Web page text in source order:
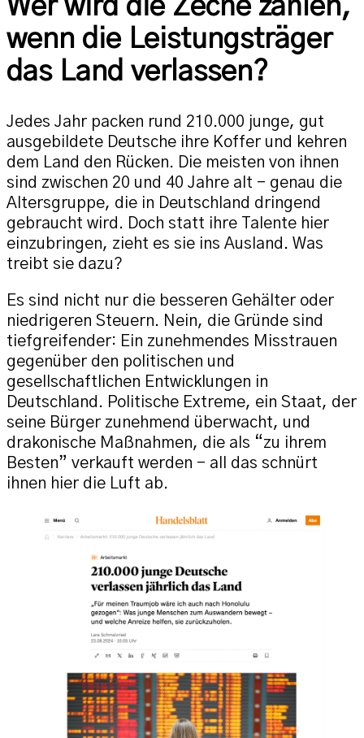
Wer wird die Zeche zahlen,
wenn die Leistungsträger
das Land verlassen?
Jedes Jahr packen rund 210.000 junge, gut
ausgebildete Deutsche ihre Koffer und kehren
dem Land den Rücken. Die meisten von ihnen
sind zwischen 20 und 40 Jahre alt – genau die
Altersgruppe, die in Deutschland dringend
gebraucht wird. Doch statt ihre Talente hier
einzubringen, zieht es sie ins Ausland. Was
treibt sie dazu?
Es sind nicht nur die besseren Gehälter oder
niedrigeren Steuern. Nein, die Gründe sind
tiefgreifender: Ein zunehmendes Misstrauen
gegenüber den politischen und
gesellschaftlichen Entwicklungen in
Deutschland. Politische Extreme, ein Staat, der
seine Bürger zunehmend überwacht, und
drakonische Maßnahmen, die als “zu ihrem
Besten” verkauft werden – all das schnürt
ihnen hier die Luft ab.